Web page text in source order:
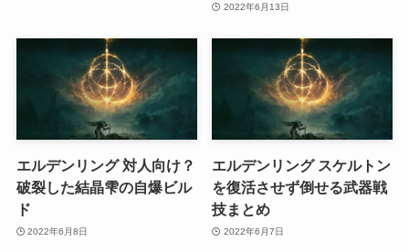
2022年6月13日
エルデンリング 対人向け？
破裂した結晶雫の自爆ビル
ド
2022年6月8日
エルデンリング スケルトン
を復活させず倒せる武器戦
技まとめ
2022年6月7日